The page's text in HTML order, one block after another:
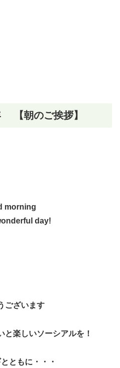
朝のご挨拶】
morning
day!
ございます
と楽しいソーシアルを！
ともに・・・